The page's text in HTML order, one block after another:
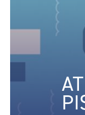
AT